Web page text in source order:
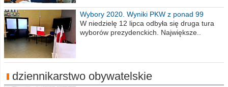
Wybory 2020. Wyniki PKW z ponad 99
procent obwodów
W niedzielę 12 lipca odbyła się druga tura
wyborów prezydenckich. Największe..
dziennikarstwo obywatelskie